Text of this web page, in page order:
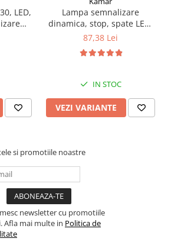
de Avertizare
si
LED,
Lampa semnalizare
dinamica, stop, spate LED,
34 LED-uri
87,38 Lei
IN STOC
VEZI VARIANTE
si promotiile noastre
newsletter cu promotiile
Afla mai multe in Politica de